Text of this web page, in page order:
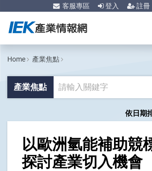
客服專區 登入 註冊
Home 產業焦點
產業焦點
依日期
以歐洲氫能補助競
探討產業切入機會